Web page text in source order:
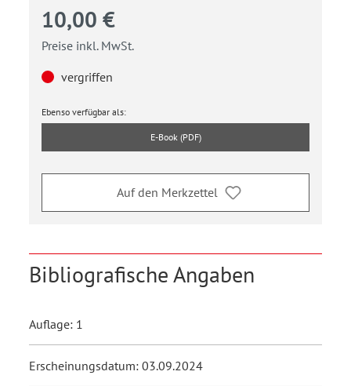
10,00 €
Preise inkl. MwSt.
vergriffen
Ebenso verfügbar als:
E-Book (PDF)
Auf den Merkzettel
Bibliografische Angaben
Auflage: 1
Erscheinungsdatum: 03.09.2024